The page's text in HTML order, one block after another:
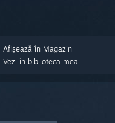
Afișează în Magazin
Vezi în biblioteca mea